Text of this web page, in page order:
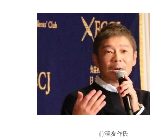
前澤友作氏